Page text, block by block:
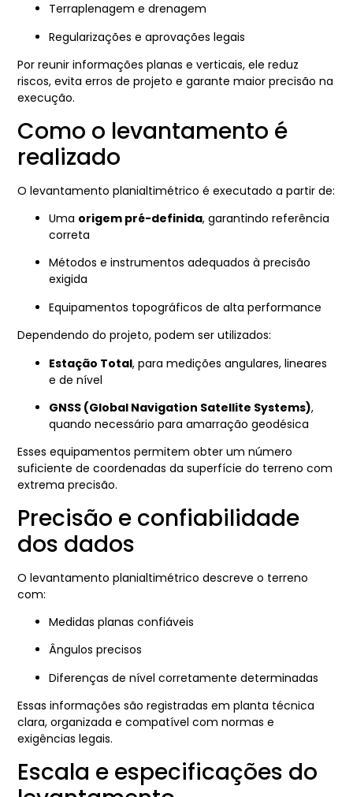
Terraplenagem e drenagem
Regularizações e aprovações legais
Por reunir informações planas e verticais, ele reduz
riscos, evita erros de projeto e garante maior precisão na
execução.
Como o levantamento é
realizado
O levantamento planialtimétrico é executado a partir de:
Uma origem pré-definida, garantindo referência
correta
Métodos e instrumentos adequados à precisão
exigida
Equipamentos topográficos de alta performance
Dependendo do projeto, podem ser utilizados:
Estação Total, para medições angulares, lineares
e de nível
GNSS (Global Navigation Satellite Systems),
quando necessário para amarração geodésica
Esses equipamentos permitem obter um número
suficiente de coordenadas da superfície do terreno com
extrema precisão.
Precisão e confiabilidade
dos dados
O levantamento planialtimétrico descreve o terreno
com:
Medidas planas confiáveis
Ângulos precisos
Diferenças de nível corretamente determinadas
Essas informações são registradas em planta técnica
clara, organizada e compatível com normas e
exigências legais.
Escala e especificações do